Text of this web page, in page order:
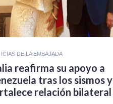
DE LA EMBAJADA
reafirma su apoyo a
tras los sismos y
relación bilateral